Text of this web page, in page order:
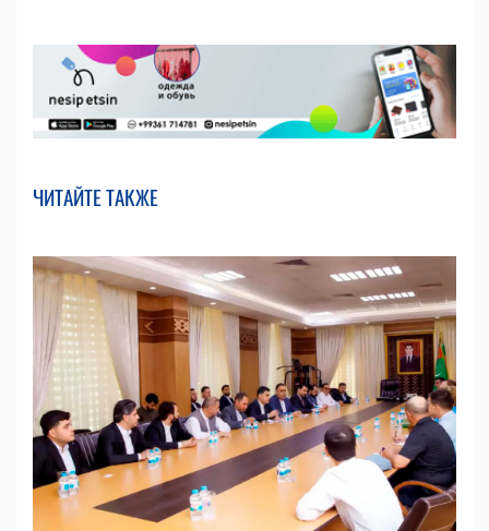
ЧИТАЙТЕ ТАКЖЕ